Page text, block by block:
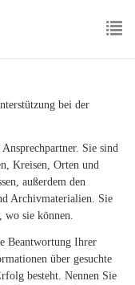
bei der
Sie sind
Kreisen, Orten und
außerdem den
Archivmaterialien. Sie
wo sie können.
Beantwortung Ihrer
über gesuchte
besteht. Nennen Sie